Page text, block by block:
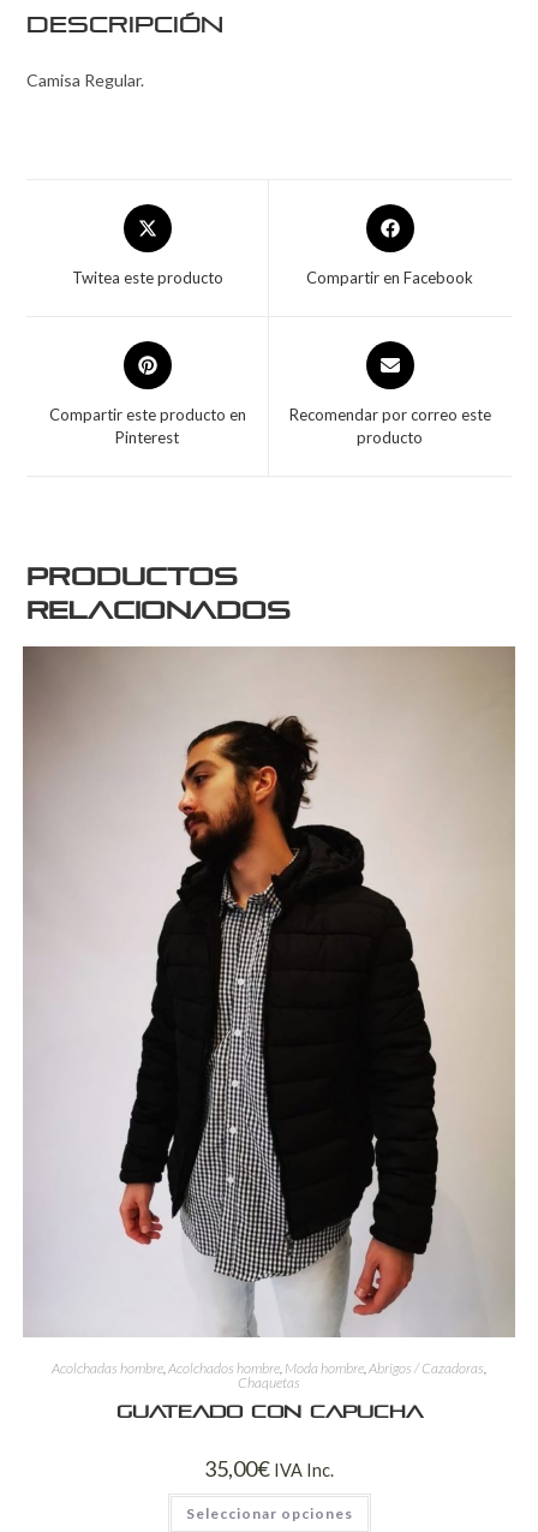
Descripción
Camisa Regular.
Twitea este producto Compartir en Facebook
Compartir este producto en
Pinterest
Recomendar por correo este
producto
Productos
relacionados
Acolchadas hombre,Acolchados hombre, Moda hombre,Abrigos / Cazadoras,
Chaquetas
Guateado con capucha
35,00€ IVA Inc.
Seleccionar opciones